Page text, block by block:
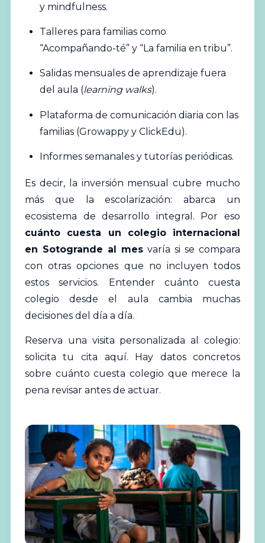
y mindfulness.
Talleres para familias como
“Acompañando-té” y “La familia en tribu”.
Salidas mensuales de aprendizaje fuera
del aula (learning walks).
Plataforma de comunicación diaria con las
familias (Growappy y ClickEdu).
Informes semanales y tutorías periódicas.
Es decir, la inversión mensual cubre mucho
más que la escolarización: abarca un
ecosistema de desarrollo integral. Por eso
cuánto cuesta un colegio internacional
en Sotogrande al mes varía si se compara
con otras opciones que no incluyen todos
estos servicios. Entender cuánto cuesta
colegio desde el aula cambia muchas
decisiones del día a día.
Reserva una visita personalizada al colegio:
solicita tu cita aquí. Hay datos concretos
sobre cuánto cuesta colegio que merece la
pena revisar antes de actuar.